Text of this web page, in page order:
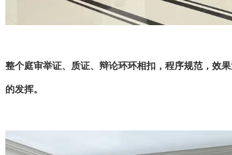
整个庭审举证、质证、辩论环环相扣，程序规范，效
的发挥。